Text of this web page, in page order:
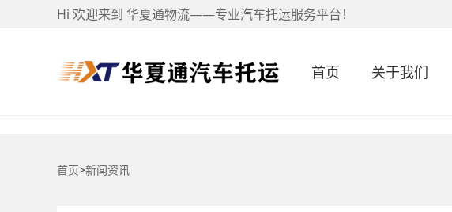
Hi 欢迎来到 华夏通物流——专业汽车托运服务平台！
首页 关于我们
首页>新闻资讯